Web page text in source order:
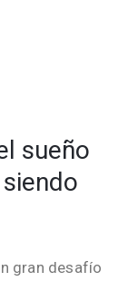
sueño
gran desafío